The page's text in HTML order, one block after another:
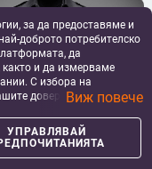
за да предоставяме и
доброто потребителско
да
и да измерваме
С избора на
доверени партньори
на вашето устройство
време да управлявате
предпочитанията“.
Виж повече
УПРАВЛЯВАЙ